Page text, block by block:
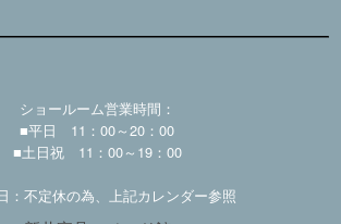
ショールーム営業時間：
■平日 11：00～20：00
■土日祝 11：00～19：00
：不定休の為、上記カレンダー参照